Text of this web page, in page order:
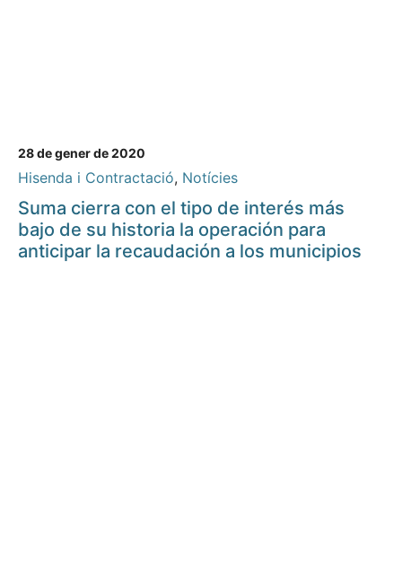
28 de gener de 2020
Hisenda i Contractació, Notícies
Suma cierra con el tipo de interés más
bajo de su historia la operación para
anticipar la recaudación a los municipios